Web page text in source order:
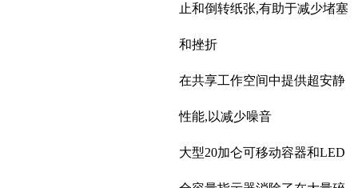
止和倒转纸张,有助于减少堵塞
和挫折
在共享工作空间中提供超安静
性能,以减少噪音
大型20加仑可移动容器和LED